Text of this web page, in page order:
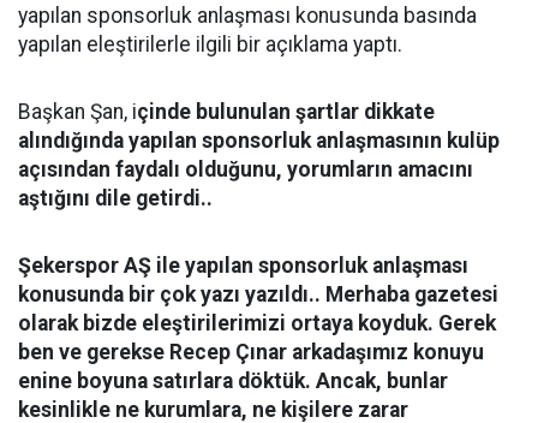
yapılan sponsorluk anlaşması konusunda basında
yapılan eleştirilerle ilgili bir açıklama yaptı.
Başkan Şan, içinde bulunulan şartlar dikkate
alındığında yapılan sponsorluk anlaşmasının kulüp
açısından faydalı olduğunu, yorumların amacını
aştığını dile getirdi..
Şekerspor AŞ ile yapılan sponsorluk anlaşması
konusunda bir çok yazı yazıldı.. Merhaba gazetesi
olarak bizde eleştirilerimizi ortaya koyduk. Gerek
ben ve gerekse Recep Çınar arkadaşımız konuyu
enine boyuna satırlara döktük. Ancak, bunlar
kesinlikle ne kurumlara, ne kişilere zarar